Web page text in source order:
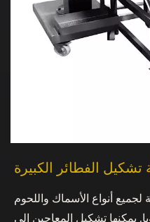
تشكيل الفطائر الكبيرة
لجميع أنواع الأسماك واللحوم